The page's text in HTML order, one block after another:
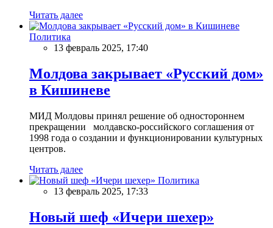
Читать далее
Политика
13 февраль 2025, 17:40
Молдова закрывает «Русский дом»
в Кишиневе
МИД Молдовы принял решение об одностороннем
прекращении молдавско-российского соглашения от
1998 года о создании и функционировании культурных
центров.
Читать далее
Политика
13 февраль 2025, 17:33
Новый шеф «Ичери шехер»